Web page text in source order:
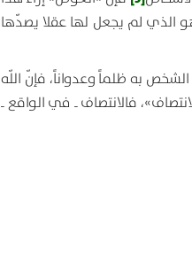
الذي لم يجعل لها عقلا يصدّها
به ظلماً وعدواناً، فإنّ اللّه
فالانتصاف ـ في الواقع ـ